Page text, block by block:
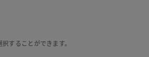
することができます。